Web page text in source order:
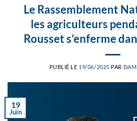
Le Rassemblement
les agriculteurs
Rousset s’enferme
PUBLIÉ LE 19/06/2025 PAR
19
Juin